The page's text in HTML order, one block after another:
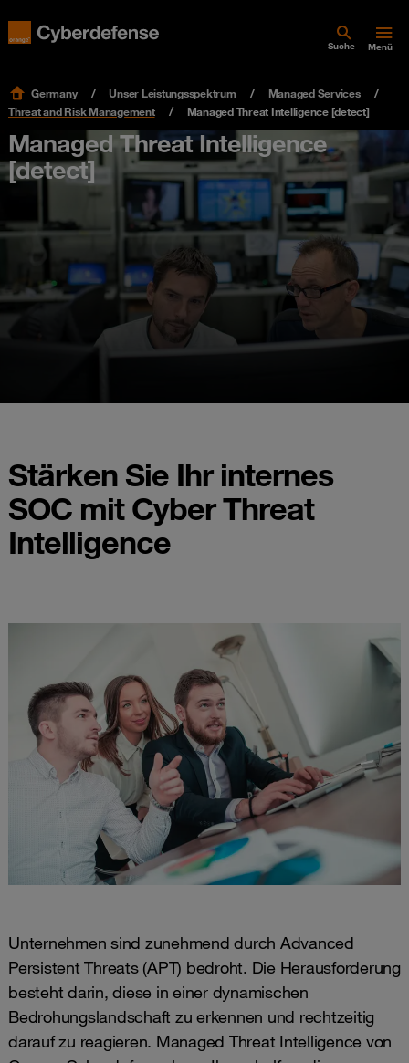
Suche Menü
Germany Unser Leistungsspektrum
Managed Services
Threat and Risk Management
Managed Threat Intelligence [detect]
Managed Threat Intelligence
[detect]
Stärken Sie Ihr internes
SOC mit Cyber Threat
Intelligence
Unternehmen sind zunehmend durch Advanced
Persistent Threats (APT) bedroht. Die Herausforderung
besteht darin, diese in einer dynamischen
Bedrohungslandschaft zu erkennen und rechtzeitig
darauf zu reagieren. Managed Threat Intelligence von